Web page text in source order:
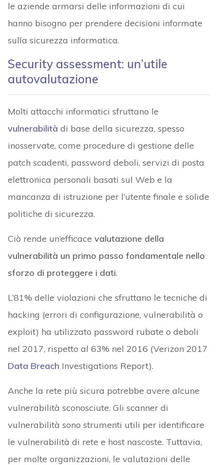
le aziende armarsi delle informazioni di cui
hanno bisogno per prendere decisioni informate
sulla sicurezza informatica.
Security assessment: un’utile
autovalutazione
Molti attacchi informatici sfruttano le
vulnerabilità di base della sicurezza, spesso
inosservate, come procedure di gestione delle
patch scadenti, password deboli, servizi di posta
elettronica personali basati sul Web e la
mancanza di istruzione per l’utente finale e solide
politiche di sicurezza.
Ciò rende un’efficace valutazione della
vulnerabilità un primo passo fondamentale nello
sforzo di proteggere i dati.
L’81% delle violazioni che sfruttano le tecniche di
hacking (errori di configurazione, vulnerabilità o
exploit) ha utilizzato password rubate o deboli
nel 2017, rispetto al 63% nel 2016 (Verizon 2017
Data Breach Investigations Report).
Anche la rete più sicura potrebbe avere alcune
vulnerabilità sconosciute. Gli scanner di
vulnerabilità sono strumenti utili per identificare
le vulnerabilità di rete e host nascoste. Tuttavia,
per molte organizzazioni, le valutazioni delle